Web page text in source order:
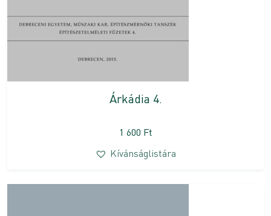
Árkádia 4.
1 600 Ft
Kívánságlistára